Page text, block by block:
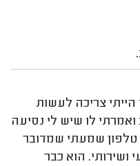
צריכה לעשות
לו שיש לי נסיעה
שמעתי שמדובר
ושירותי. הוא כבר